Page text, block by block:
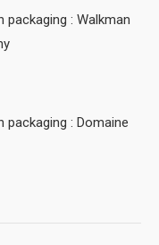
packaging : Walkman
packaging : Domaine